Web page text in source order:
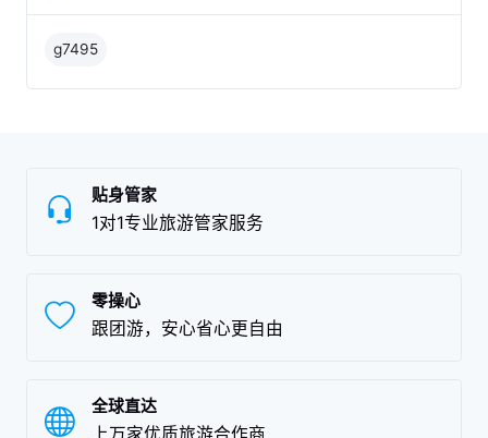
g7495
贴身管家
1对1专业旅游管家服务
零操心
跟团游，安心省心更自由
全球直达
上万家优质旅游合作商